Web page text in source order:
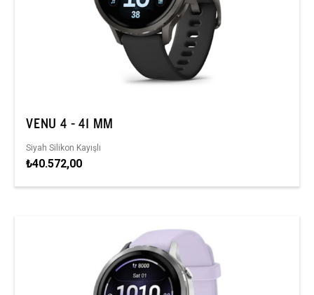
VENU 4 - 41 MM
Siyah Silikon Kayışlı
₺40.572,00